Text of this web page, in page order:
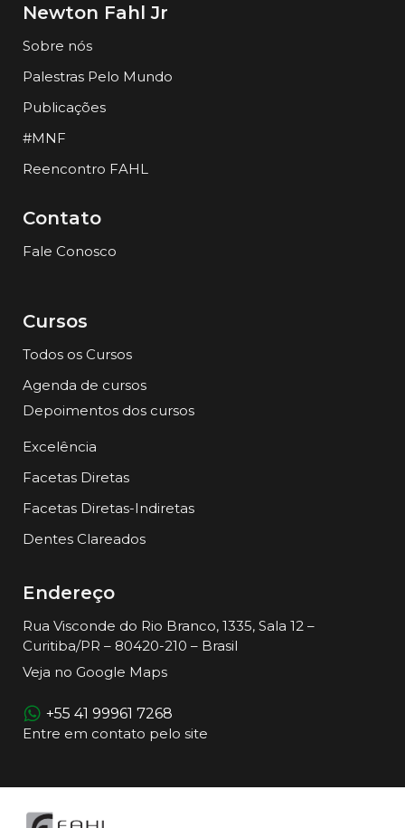
Newton Fahl Jr
Sobre nós
Palestras Pelo Mundo
Publicações
#MNF
Reencontro FAHL
Contato
Fale Conosco
Cursos
Todos os Cursos
Agenda de cursos
Depoimentos dos cursos
Excelência
Facetas Diretas
Facetas Diretas-Indiretas
Dentes Clareados
Endereço
Rua Visconde do Rio Branco, 1335, Sala 12 –
Curitiba/PR – 80420-210 – Brasil
Veja no Google Maps
+55 41 99961 7268
Entre em contato pelo site